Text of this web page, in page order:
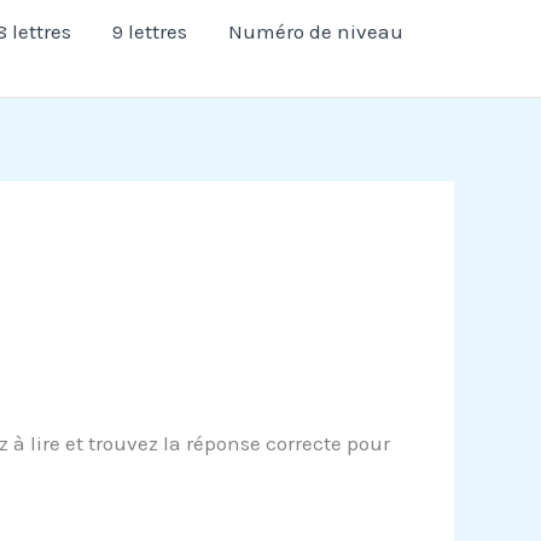
lettres 9 lettres
Numéro de niveau
lire et trouvez la réponse correcte pour